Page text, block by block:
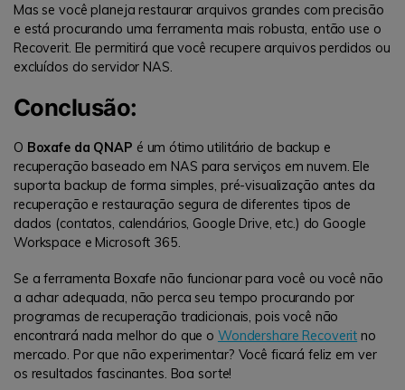
Mas se você planeja restaurar arquivos grandes com precisão
e está procurando uma ferramenta mais robusta, então use o
Recoverit. Ele permitirá que você recupere arquivos perdidos ou
excluídos do servidor NAS.
Conclusão:
O Boxafe da QNAP é um ótimo utilitário de backup e
recuperação baseado em NAS para serviços em nuvem. Ele
suporta backup de forma simples, pré-visualização antes da
recuperação e restauração segura de diferentes tipos de
dados (contatos, calendários, Google Drive, etc.) do Google
Workspace e Microsoft 365.
Se a ferramenta Boxafe não funcionar para você ou você não
a achar adequada, não perca seu tempo procurando por
programas de recuperação tradicionais, pois você não
encontrará nada melhor do que o Wondershare Recoverit no
mercado. Por que não experimentar? Você ficará feliz em ver
os resultados fascinantes. Boa sorte!